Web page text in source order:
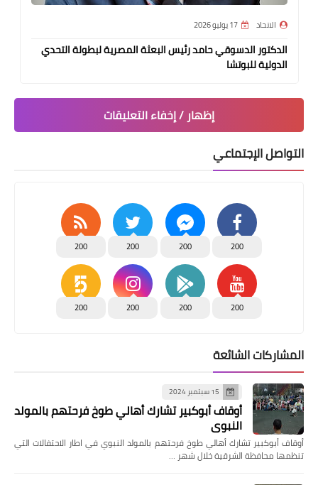
الاتحاد 17 يوليو 2026
الدكتور الدسوقي حامد رئيس البعثة المصرية لبطولة التحدي
الدولية للبوتشا
إظهار / إخفاء التعليقات
التواصل الإجتماعي
200
200
200
200
200
200
200
200
المشاركات الشائعة
15 سبتمبر 2024
أوقاف أبوكبير تشارك أهالي طوخ فرحتهم بالمولد
النبوي
أوقاف أبوكبير تشارك أهالي طوخ فرحتهم بالمولد النبوي في اطار الاحتفالات التي
تنظمها محافظة الشرقية خلال شهر …